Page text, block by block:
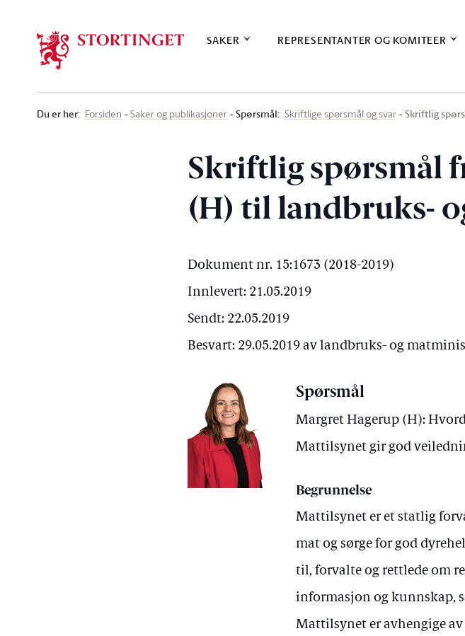
SAKER REPRESENTANTER OG KOMITEER
Du er her: Forsiden Saker og publikasjoner Spørsmål: Skriftlige spørsmål og svar Skriftlig
Skriftlig spørsmål
(H) til landbruks-
Dokument nr. 15:1673 (2018-2019)
Innlevert: 21.05.2019
Sendt: 22.05.2019
Besvart: 29.05.2019 av landbruks- og
Spørsmål
Margret Hagerup (H):
Mattilsynet gir god
Begrunnelse
Mattilsynet er et statlig
mat og sørge for god
til, forvalte og rettlede om
informasjon og kunnskap,
Mattilsynet er avhengige